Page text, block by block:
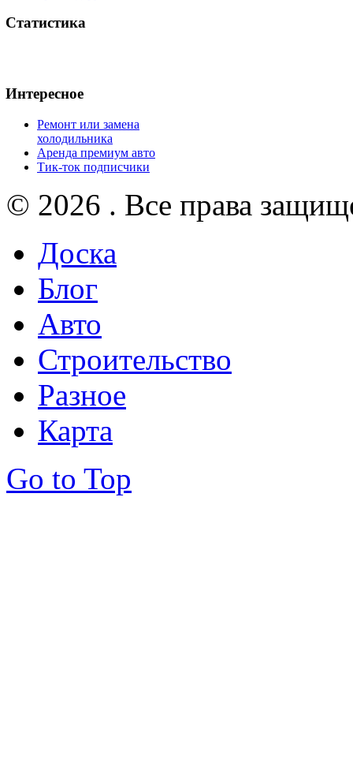
Статистика
Интересное
Ремонт или замена
холодильника
Аренда премиум авто
Тик-ток подписчики
© 2026 . Все права
Доска
Блог
Авто
Строительство
Разное
Карта
Go to Top